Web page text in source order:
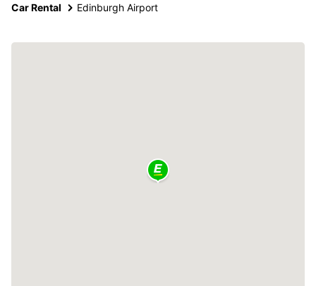
Car Rental Edinburgh Airport